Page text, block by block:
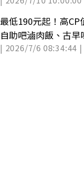
最低190元起！高CP
自助吧滷肉飯、古
暢吃
| 2026/7/6 08:34:44 |